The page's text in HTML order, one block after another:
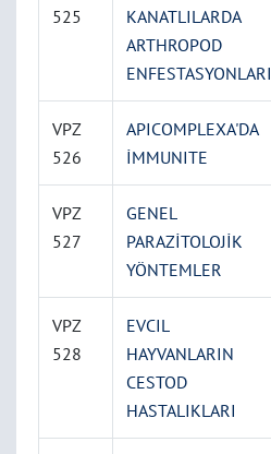
525
KANATLILARDA
ARTHROPOD
ENFESTASYONLARI
VPZ
526
APICOMPLEXA'DA
İMMUNITE
VPZ
527
GENEL
PARAZİTOLOJİK
YÖNTEMLER
VPZ
528
EVCIL
HAYVANLARIN
CESTOD
HASTALIKLARI